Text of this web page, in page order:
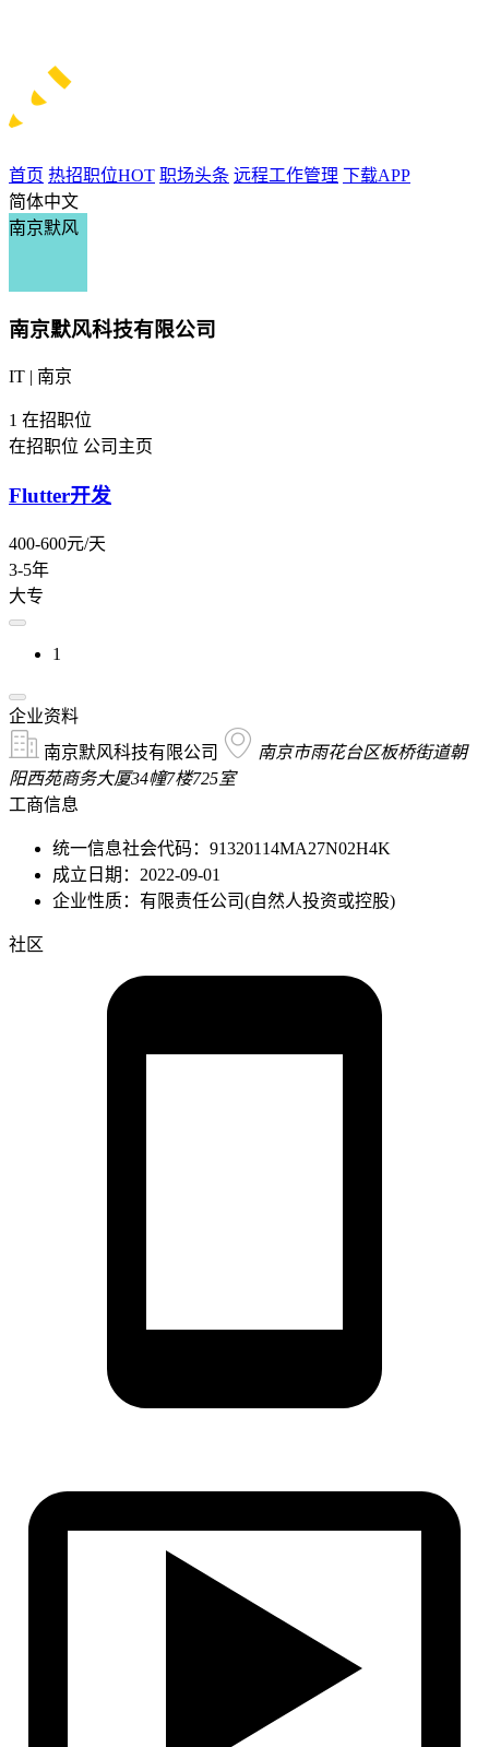
首页 热招职位HOT 职场头条 远程工作管理 下载APP
简体中文
南京默风
南京默风科技有限公司
IT | 南京
1 在招职位
在招职位 公司主页
Flutter开发
400-600元/天
3-5年
大专
1
企业资料
南京默风科技有限公司
南京市雨花台区板桥街道朝
阳西苑商务大厦34幢7楼725室
工商信息
统一信息社会代码：91320114MA27N02H4K
成立日期：2022-09-01
企业性质：有限责任公司(自然人投资或控股)
社区